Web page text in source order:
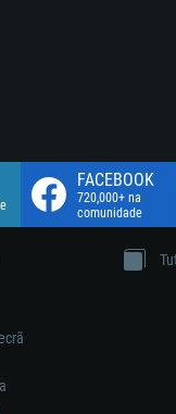
FACEBOOK
720,000+ na
comunidade